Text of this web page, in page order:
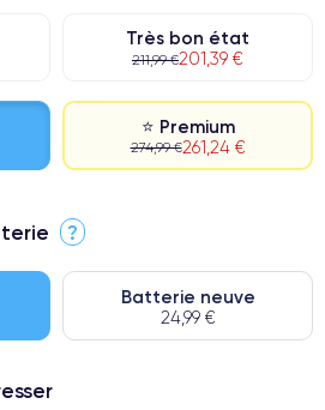
Très bon état
211,99 €201,39 €
⭐ Premium
274,99 €261,24 €
ont un grade Premium.
?
Batterie neuve
24,99 €